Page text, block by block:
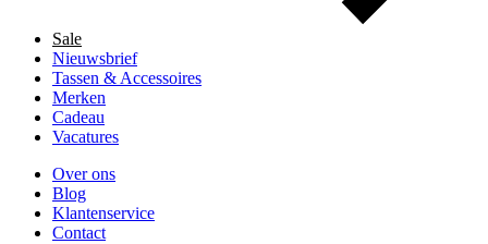
Sale
Nieuwsbrief
Tassen & Accessoires
Merken
Cadeau
Vacatures
Over ons
Blog
Klantenservice
Contact